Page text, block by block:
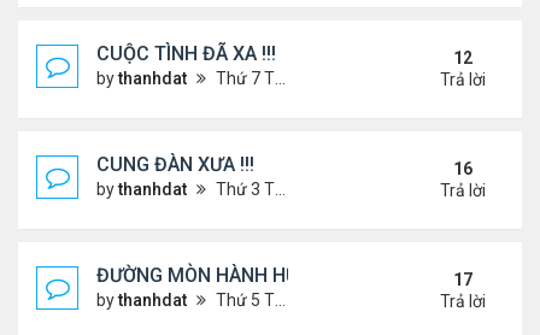
CUỘC TÌNH ĐÃ XA !!!
bythanhdat Thứ 7 Tháng 12 14, 2024 2:15 am
12
Trả lời
CUNG ĐÀN XƯA !!!
bythanhdat Thứ 3 Tháng 7 23, 2024 3:22 pm
16
Trả lời
ĐƯỜNG MÒN HÀNH HƯƠNG !!!
bythanhdat Thứ 5 Tháng 3 20, 2025 5:00 pm
17
Trả lời